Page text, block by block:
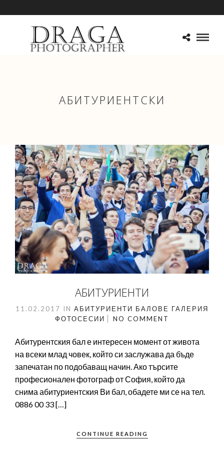
АБИТУРИЕНТСКИ
АБИТУРИЕНТИ
11.02.2017 IN АБИТУРИЕНТИ БАЛОВЕ ГАЛЕРИЯ
ФОТОСЕСИИ
NO COMMENT
Абитурентския бал е интересен момент от живота
на всеки млад човек, който си заслужава да бъде
запечатан по подобаващ начин. Ако търсите
професионален фотограф от София, който да
снима абитуриентския Ви бал, обадете ми се на тел.
0886 00 33 […]
CONTINUE READING